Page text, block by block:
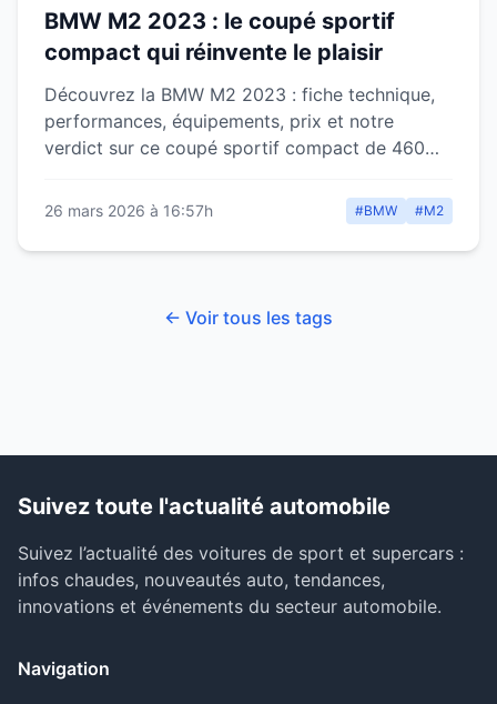
BMW M2 2023 : le coupé sportif
compact qui réinvente le plaisir
Découvrez la BMW M2 2023 : fiche technique,
performances, équipements, prix et notre
verdict sur ce coupé sportif compact de 460
26 mars 2026 à 16:57h #BMW #M2
← Voir tous les tags
Suivez toute l'actualité automobile
Suivez l’actualité des voitures de sport et supercars :
infos chaudes, nouveautés auto, tendances,
innovations et événements du secteur automobile.
Navigation